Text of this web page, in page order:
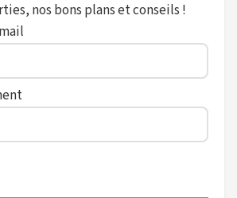
nos bons plans et conseils !